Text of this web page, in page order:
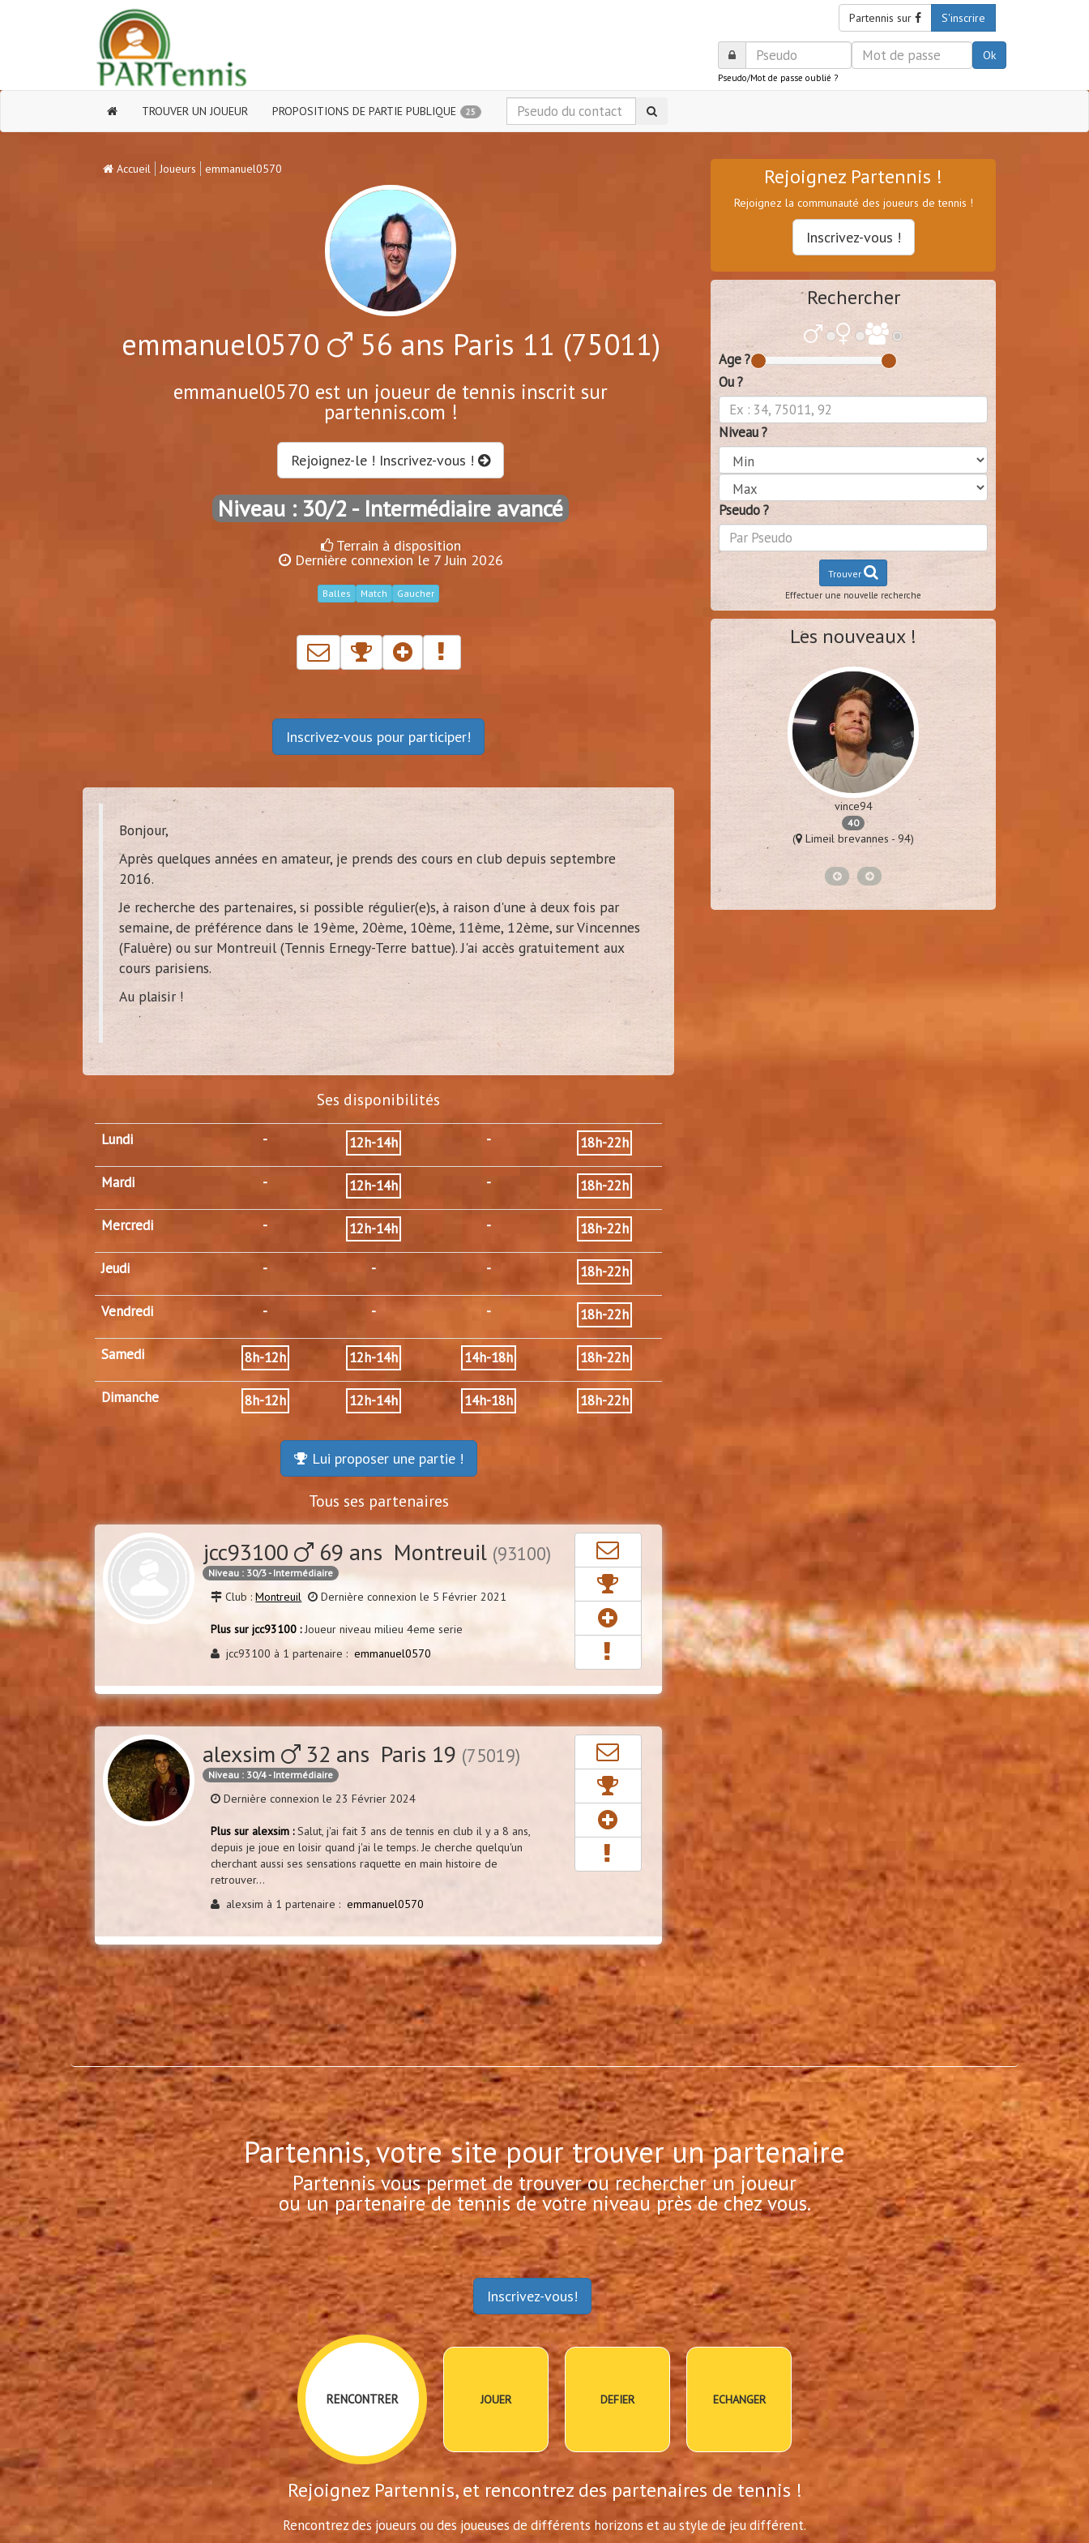
Partennis sur S'inscrire
Ok
Pseudo/Mot de passe oublié ?
TROUVER UN JOUEUR PROPOSITIONS DE PARTIE PUBLIQUE 25
Accueil Joueurs emmanuel0570
emmanuel0570 56 ans Paris 11 (75011)
emmanuel0570 est un joueur de tennis inscrit sur
partennis.com !
Rejoignez-le ! Inscrivez-vous !
Niveau : 30/2 - Intermédiaire avancé
Terrain à disposition
Dernière connexion le 7 Juin 2026
Balles Match Gaucher
Inscrivez-vous pour participer!
Bonjour,
Après quelques années en amateur, je prends des cours en club depuis septembre
2016.
Je recherche des partenaires, si possible régulier(e)s, à raison d'une à deux fois par
semaine, de préférence dans le 19ème, 20ème, 10ème, 11ème, 12ème, sur Vincennes
(Faluère) ou sur Montreuil (Tennis Ernegy-Terre battue). J'ai accès gratuitement aux
cours parisiens.
Au plaisir !
Ses disponibilités
Lundi - 12h-14h - 18h-22h
Mardi - 12h-14h - 18h-22h
Mercredi - 12h-14h - 18h-22h
Jeudi - - - 18h-22h
Vendredi - - - 18h-22h
Samedi 8h-12h 12h-14h 14h-18h 18h-22h
Dimanche 8h-12h 12h-14h 14h-18h 18h-22h
Lui proposer une partie !
Tous ses partenaires
jcc93100 69 ans Montreuil (93100)
Niveau : 30/3 - Intermédiaire
Club :Montreuil Dernière connexion le 5 Février 2021
Plus sur jcc93100 :Joueur niveau milieu 4eme serie
jcc93100 à 1 partenaire :emmanuel0570
alexsim 32 ans Paris 19 (75019)
Niveau : 30/4 - Intermédiaire
Dernière connexion le 23 Février 2024
Plus sur alexsim :Salut, j'ai fait 3 ans de tennis en club il y a 8 ans,
depuis je joue en loisir quand j'ai le temps. Je cherche quelqu'un
cherchant aussi ses sensations raquette en main histoire de
retrouver...
alexsim à 1 partenaire :emmanuel0570
Rejoignez Partennis !
Rejoignez la communauté des joueurs de tennis !
Inscrivez-vous !
Rechercher
Age ?
Ou ?
Niveau ?
Pseudo ?
Trouver
Effectuer une nouvelle recherche
Les nouveaux !
vince94
40
( Limeil brevannes - 94)
Partennis, votre site pour trouver un partenaire
Partennis vous permet de trouver ou rechercher un joueur
ou un partenaire de tennis de votre niveau près de chez vous.
Inscrivez-vous!
RENCONTRER JOUER DEFIER ECHANGER
Rejoignez Partennis, et rencontrez des partenaires de tennis !
Rencontrez des joueurs ou des joueuses de différents horizons et au style de jeu différent.